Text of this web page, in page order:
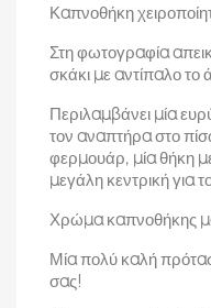
Καπνοθήκη
Στη φωτογραφία
σκάκι με αντίπαλο το
Περιλαμβάνει μία
τον αναπτήρα στο
φερμουάρ, μία θήκη
μεγάλη κεντρική για
Χρώμα καπνοθήκης
Μία πολύ καλή
σας!